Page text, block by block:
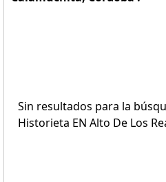
Sin resultados para la
Historieta EN Alto De Los